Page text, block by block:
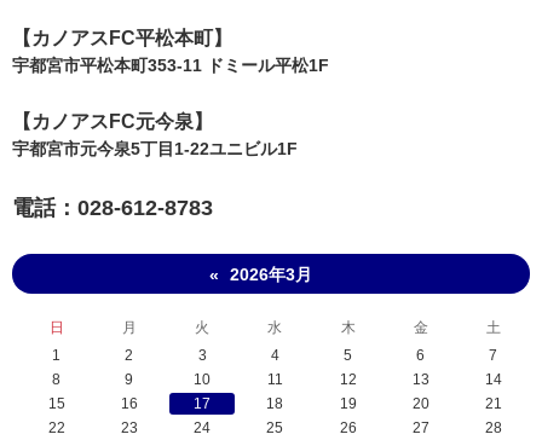
【​カノアスFC平松本町】
宇都宮市平松本町353-11 ドミール平松1F
【​カノアスFC元今泉】
宇都宮市元今泉5丁目1-22ユニビル1F
電話：028-612-8783
« 2026年3月
日 月 火 水 木 金
土
1
2 3 4 5 6
7
8
9 10 11 12 13
14
15
16 17 18 19 20
21
22
23 24 25 26 27 28